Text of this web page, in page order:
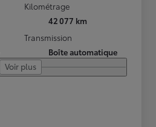
Kilométrage
42 077 km
Transmission
Boîte automatique
Voir plus